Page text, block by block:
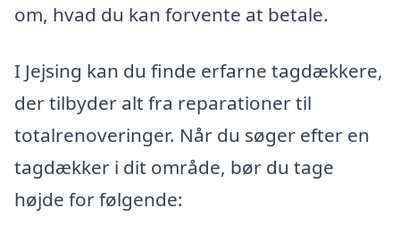
om, hvad du kan forvente at betale.
I Jejsing kan du finde erfarne tagdækkere,
der tilbyder alt fra reparationer til
totalrenoveringer. Når du søger efter en
tagdækker i dit område, bør du tage
højde for følgende: